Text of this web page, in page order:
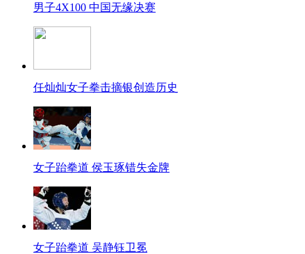
男子4X100 中国无缘决赛
任灿灿女子拳击摘银创造历史
女子跆拳道 侯玉琢错失金牌
女子跆拳道 吴静钰卫冕